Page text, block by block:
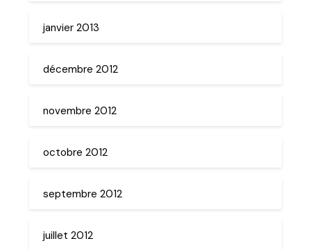
janvier 2013
décembre 2012
novembre 2012
octobre 2012
septembre 2012
juillet 2012